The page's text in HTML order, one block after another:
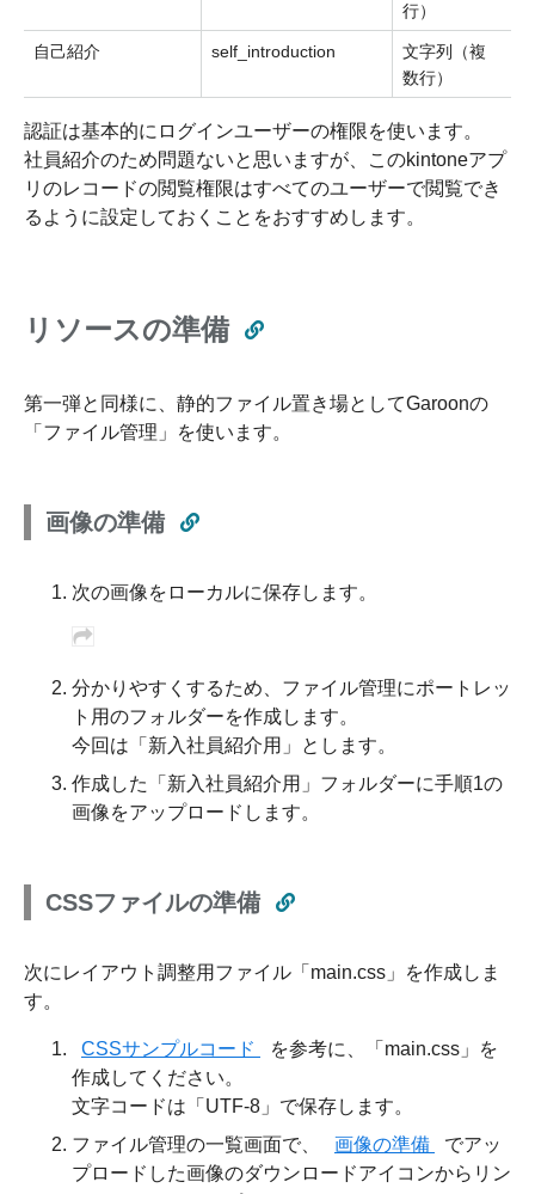
行）
自己紹介 self_introduction
文字列（複
数行）
認証は基本的にログインユーザーの権限を使います。
社員紹介のため問題ないと思いますが、このkintoneアプ
リのレコードの閲覧権限はすべてのユーザーで閲覧でき
るように設定しておくことをおすすめします。
リソースの準備
第一弾と同様に、静的ファイル置き場としてGaroonの
「ファイル管理」を使います。
画像の準備
次の画像をローカルに保存します。
分かりやすくするため、ファイル管理にポートレッ
ト用のフォルダーを作成します。
今回は「新入社員紹介用」とします。
作成した「新入社員紹介用」フォルダーに手順1の
画像をアップロードします。
CSSファイルの準備
次にレイアウト調整用ファイル「main.css」を作成しま
す。
CSSサンプルコード
を参考に、「main.css」を
作成してください。
文字コードは「UTF-8」で保存します。
ファイル管理の一覧画面で、
画像の準備
でアッ
プロードした画像のダウンロードアイコンからリン